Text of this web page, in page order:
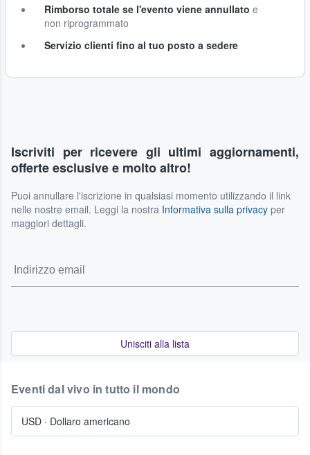
Rimborso totale se l'evento viene annullato e
non riprogrammato
Servizio clienti fino al tuo posto a sedere
Iscriviti per ricevere gli ultimi aggiornamenti,
offerte esclusive e molto altro!
Puoi annullare l'iscrizione in qualsiasi momento utilizzando il link
nelle nostre email. Leggi la nostra Informativa sulla privacy per
maggiori dettagli.
Unisciti alla lista
Eventi dal vivo in tutto il mondo
USD · Dollaro americano